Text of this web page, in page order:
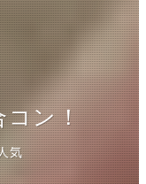
法5選
ない
る方法11
コン！
気